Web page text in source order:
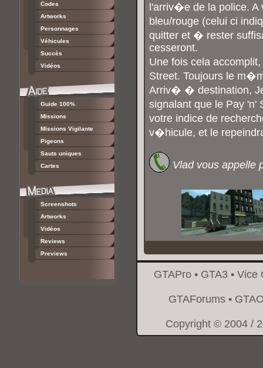
Codes
Artworks
Personnages
Véhicules
Succès
Vidéos
Guide 100%
Missions
Missions Vigilante
Pigeons
Sauts uniques
Cartes
Screenshots
Artworks
Vidéos
Reviews
Previews
l'arriv�e de la police. A
bleu/rouge (celui ci
quitter et � rester
cesseront.
Une fois cela
Street. Toujours le
Arriv� � destination,
signalant que le Pay
votre indice de
v�hicule, et le
Vlad vous appelle
GTAPro • GTA3 • Vice
GTAForums •
Copyright © 2004 /